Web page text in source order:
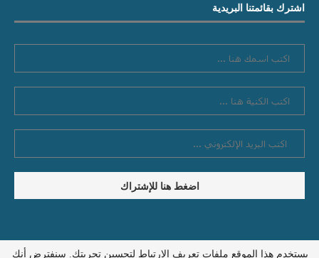
اشترك بقائمتنا البريدية
يستخدم هذا الموقع ملفات تعريف الارتباط لتحسين تجربتك. سنفترض أنك